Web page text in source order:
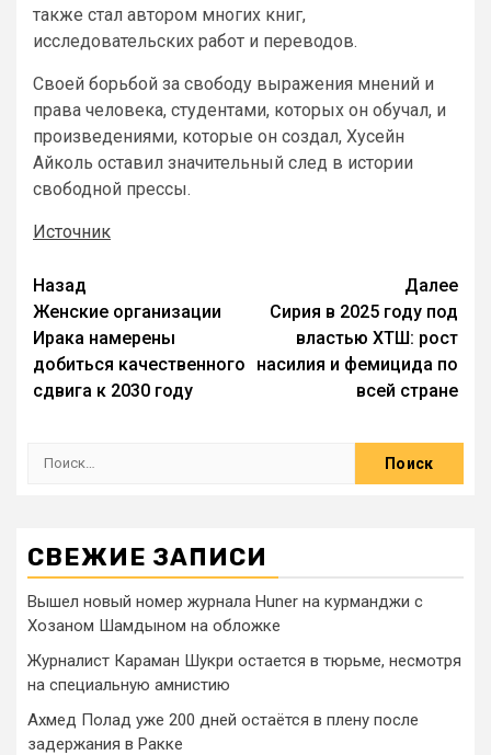
также стал автором многих книг,
исследовательских работ и переводов.
Своей борьбой за свободу выражения мнений и
права человека, студентами, которых он обучал, и
произведениями, которые он создал, Хусейн
Айколь оставил значительный след в истории
свободной прессы.
Источник
Назад
Женские организации
Ирака намерены
добиться качественного
сдвига к 2030 году
Далее
Сирия в 2025 году под
властью ХТШ: рост
насилия и фемицида по
всей стране
СВЕЖИЕ ЗАПИСИ
Вышел новый номер журнала Huner на курманджи с
Хозаном Шамдыном на обложке
Журналист Караман Шукри остается в тюрьме, несмотря
на специальную амнистию
Ахмед Полад уже 200 дней остаётся в плену после
задержания в Ракке